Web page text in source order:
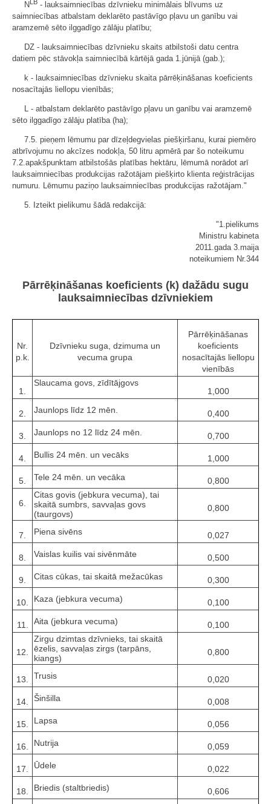
N LB - lauksaimniecības dzīvnieku minimālais blīvums uz
saimniecības atbalstam deklarēto pastāvīgo pļavu un ganību vai
aramzemē sēto ilggadīgo zālāju platību;
DZ - lauksaimniecības dzīvnieku skaits atbilstoši datu centra
datiem pēc stāvokļa saimniecībā kārtējā gada 1.jūnijā (gab.);
k - lauksaimniecības dzīvnieku skaita pārrēķināšanas koeficients
nosacītajās liellopu vienībās;
L - atbalstam deklarēto pastāvīgo pļavu un ganību vai aramzemē
sēto ilggadīgo zālāju platība (ha);
7.5. pieņem lēmumu par dīzeļdegvielas piešķiršanu, kurai piemēro
atbrīvojumu no akcīzes nodokļa, 50 litru apmērā par šo noteikumu
7.2. apakšpunktam atbilstošās platības hektāru, lēmumā norādot arī
lauksaimniecības produkcijas ražotājam piešķirto klienta reģistrācijas
numuru. Lēmumu paziņo lauksaimniecības produkcijas ražotājam."
5. Izteikt pielikumu šādā redakcijā:
"1.pielikums
Ministru kabineta
2011.gada 3.maija
noteikumiem Nr.344
Pārrēķināšanas koeficients (k) dažādu sugu
lauksaimniecības dzīvniekiem
Nr.
p.k.
Dzīvnieku suga, dzimuma un
vecuma grupa
Pārrēķināšanas
koeficients
nosacītajās liellopu
vienībās
1.
Slaucama govs, zīdītājgovs
1,000
2. Jaunlops līdz 12 mēn. 0,400
3. Jaunlops no 12 līdz 24 mēn. 0,700
4. Bullis 24 mēn. un vecāks 1,000
5. Tele 24 mēn. un vecāka 0,800
6.
Citas govis (jebkura vecuma), tai
skaitā sumbrs, savvaļas govs
(taurgovs)
0,800
7. Piena sivēns 0,027
8. Vaislas kuilis vai sivēnmāte 0,500
9. Citas cūkas, tai skaitā mežacūkas 0,300
10. Kaza (jebkura vecuma) 0,100
11. Aita (jebkura vecuma) 0,100
12.
Zirgu dzimtas dzīvnieks, tai skaitā
ēzelis, savvaļas zirgs (tarpāns,
kiangs)
0,800
13. Trusis 0,020
14. Šinšilla 0,008
15. Lapsa 0,056
16. Nutrija 0,059
17. Ūdele 0,022
18. Briedis (staltbriedis) 0,606